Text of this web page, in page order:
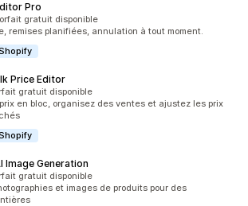
Pro
5
gratuit disponible
remises planifiées, annulation à tout moment.
Price Editor
5 gratuit disponible
en bloc, organisez des ventes et ajustez les prix
Image Generation
5 gratuit disponible
et images de produits pour des